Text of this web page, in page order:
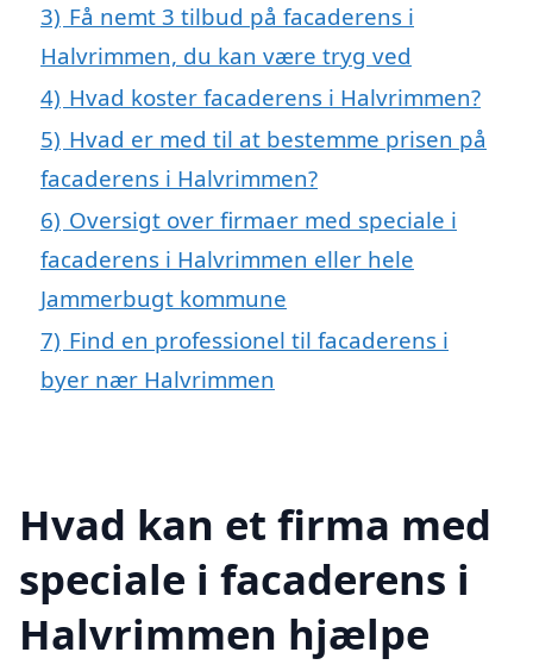
3) Få nemt 3 tilbud på facaderens i
Halvrimmen, du kan være tryg ved
4) Hvad koster facaderens i Halvrimmen?
5) Hvad er med til at bestemme prisen på
facaderens i Halvrimmen?
6) Oversigt over firmaer med speciale i
facaderens i Halvrimmen eller hele
Jammerbugt kommune
7) Find en professionel til facaderens i
byer nær Halvrimmen
Hvad kan et firma med
speciale i facaderens i
Halvrimmen hjælpe